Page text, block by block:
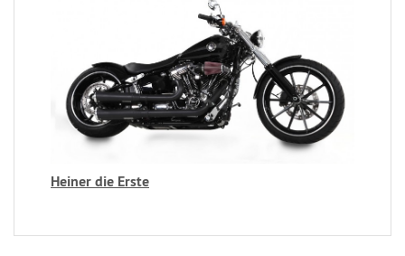
Heiner die Erste